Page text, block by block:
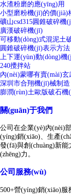
水渣粉磨的應(yīng)用
小型磨粉機(jī)的價(jià)
礦山csd315圓錐破碎機
廣漢破碎機(jī)
可移動(dòng)式混泥土
圓錐破碎機(jī)表示方法
上下運(yùn)動(dòng)機(jī)
240攪拌站
內(nèi)蒙哪有賣(mài)玄
深圳市合翔機(jī)械制造
膨潤(rùn)土歐版破石機
關(guān)于我們
公司在企業(yè)內(nèi)
(yíng)銷(xiāo)、生產
發(fā)與創(chuàng)新
(zhēng)力。
公司服務(wù)
500+營(yíng)銷(xiāo)服